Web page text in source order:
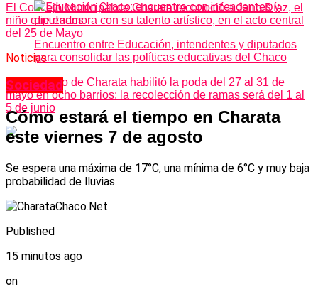
El Concejo Municipal de Charata reconoció a Jano Díaz, el
niño que enamora con su talento artístico, en el acto central
del 25 de Mayo
Noticias
El Municipio de Charata habilitó la poda del 27 al 31 de
mayo en ocho barrios: la recolección de ramas será del 1 al
5 de junio
Encuentro entre Educación, intendentes y diputados
para consolidar las políticas educativas del Chaco
Sociedad
Cómo estará el tiempo en Charata
este viernes 7 de agosto
Se espera una máxima de 17°C, una mínima de 6°C y muy baja
probabilidad de lluvias.
Published
15 minutos ago
on